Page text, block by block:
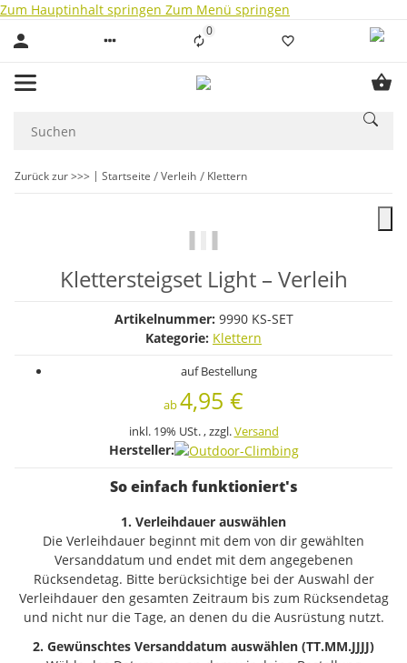
Zum Hauptinhalt springen Zum Menü springen
0Liste ist leer
Zurück zur >>> Startseite Verleih Klettern
Klettersteigset Light – Verleih
Artikelnummer: 9990 KS-SET
Kategorie: Klettern
auf Bestellung
ab4,95 €
inkl. 19% USt. , zzgl.Versand
Hersteller:
So einfach funktioniert's
1. Verleihdauer auswählen
Die Verleihdauer beginnt mit dem von dir gewählten
Versanddatum und endet mit dem angegebenen
Rücksendetag. Bitte berücksichtige bei der Auswahl der
Verleihdauer den gesamten Zeitraum bis zum Rücksendetag
und nicht nur die Tage, an denen du die Ausrüstung nutzt.
2. Gewünschtes Versanddatum auswählen (TT.MM.JJJJ)